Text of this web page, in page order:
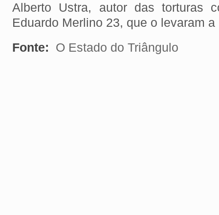
Alberto Ustra, autor das torturas
Eduardo Merlino 23, que o levaram
Fonte:
O Estado do Triângulo